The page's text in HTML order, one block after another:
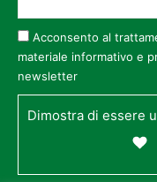
Acconsento al
materiale informativo e
newsletter
Dimostra di essere